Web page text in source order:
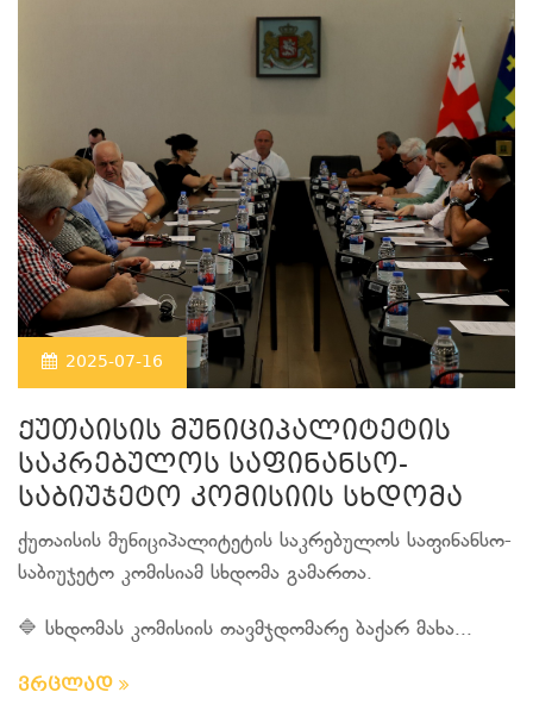
2025-07-16
ქუთაისის მუნიციპალიტეტის
საკრებულოს საფინანსო-
საბიუჯეტო კომისიის სხდომა
ქუთაისის მუნიციპალიტეტის საკრებულოს საფინანსო-
საბიუჯეტო კომისიამ სხდომა გამართა.
🔷 სხდომას კომისიის თავმჯდომარე ბაქარ მახა...
ვრცლად